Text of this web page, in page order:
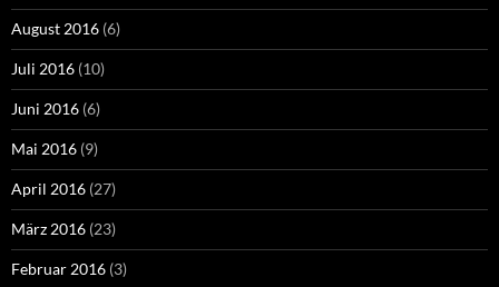
August 2016 (6)
Juli 2016 (10)
Juni 2016 (6)
Mai 2016 (9)
April 2016 (27)
März 2016 (23)
Februar 2016 (3)